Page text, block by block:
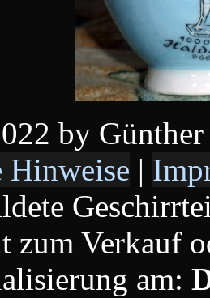
by
Hinweise |
zum Verkauf
am: